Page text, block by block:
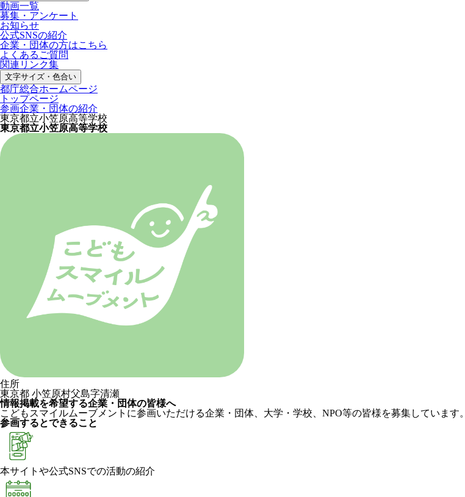
動画一覧
募集・ アンケート
お知らせ
公式SNSの紹介
企業・団体の方はこちら
よくあるご質問
関連リンク集
文字サイズ・色合い
都庁総合ホームページ
トップページ
参画企業・団体の紹介
東京都立小笠原高等学校
東京都立小笠原高等学校
住所
東京都 小笠原村父島字清瀬
情報掲載を希望する企業・団体の皆様へ
こどもスマイルムーブメントに参画いただける企業・団体、大学・学校、NPO等の皆様を募集しています。
参画するとできること
本サイトや公式SNSでの活動の紹介